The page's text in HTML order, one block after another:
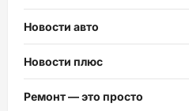
Новости авто
Новости плюс
Ремонт — это просто